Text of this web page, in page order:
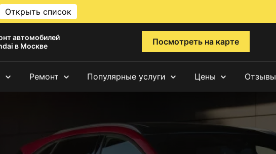
Открыть список
автомобилей
в Москве
Посмотреть на карте
Ремонт Популярные услуги Цены Отзывы